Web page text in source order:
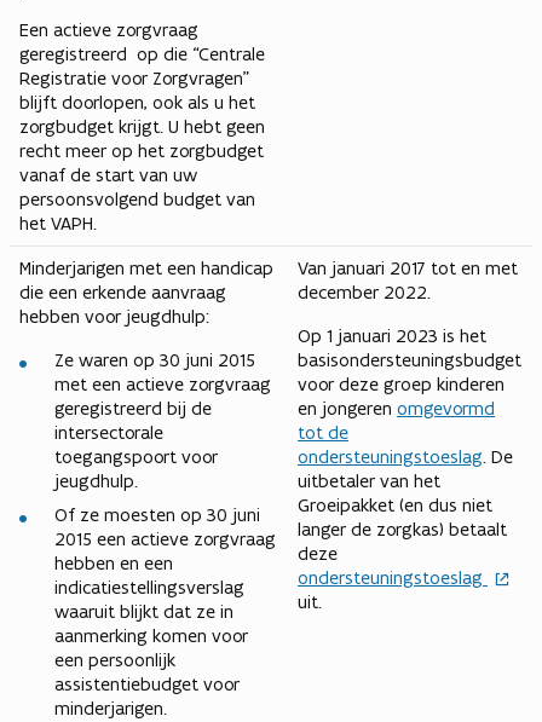
Een actieve zorgvraag
geregistreerd op die “Centrale
Registratie voor Zorgvragen”
blijft doorlopen, ook als u het
zorgbudget krijgt. U hebt geen
recht meer op het zorgbudget
vanaf de start van uw
persoonsvolgend budget van
het VAPH.
Minderjarigen met een handicap
die een erkende aanvraag
hebben voor jeugdhulp:
Ze waren op 30 juni 2015
met een actieve zorgvraag
geregistreerd bij de
intersectorale
toegangspoort voor
jeugdhulp.
Of ze moesten op 30 juni
2015 een actieve zorgvraag
hebben en een
indicatiestellingsverslag
waaruit blijkt dat ze in
aanmerking komen voor
een persoonlijk
assistentiebudget voor
minderjarigen.
Van januari 2017 tot en met
december 2022.
Op 1 januari 2023 is het
basisondersteuningsbudget
voor deze groep kinderen
en jongeren omgevormd
tot de
ondersteuningstoeslag. De
uitbetaler van het
Groeipakket (en dus niet
langer de zorgkas) betaalt
deze
ondersteuningstoeslag
uit.